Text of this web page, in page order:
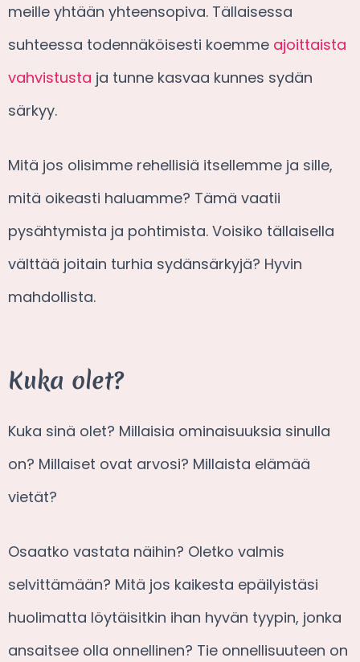
meille yhtään yhteensopiva. Tällaisessa
suhteessa todennäköisesti koemme ajoittaista
vahvistusta ja tunne kasvaa kunnes sydän
särkyy.
Mitä jos olisimme rehellisiä itsellemme ja sille,
mitä oikeasti haluamme? Tämä vaatii
pysähtymista ja pohtimista. Voisiko tällaisella
välttää joitain turhia sydänsärkyjä? Hyvin
mahdollista.
Kuka olet?
Kuka sinä olet? Millaisia ominaisuuksia sinulla
on? Millaiset ovat arvosi? Millaista elämää
vietät?
Osaatko vastata näihin? Oletko valmis
selvittämään? Mitä jos kaikesta epäilyistäsi
huolimatta löytäisitkin ihan hyvän tyypin, jonka
ansaitsee olla onnellinen? Tie onnellisuuteen on